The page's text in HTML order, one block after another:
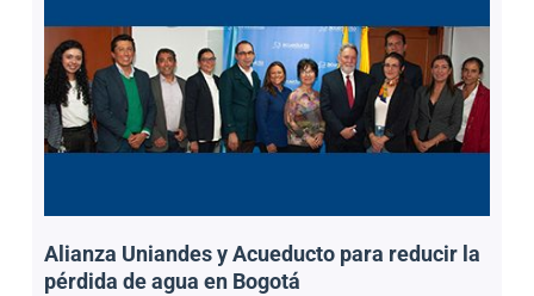
Alianza Uniandes y Acueducto para reducir la
pérdida de agua en Bogotá